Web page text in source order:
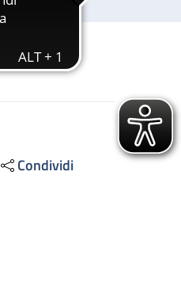
Condividi